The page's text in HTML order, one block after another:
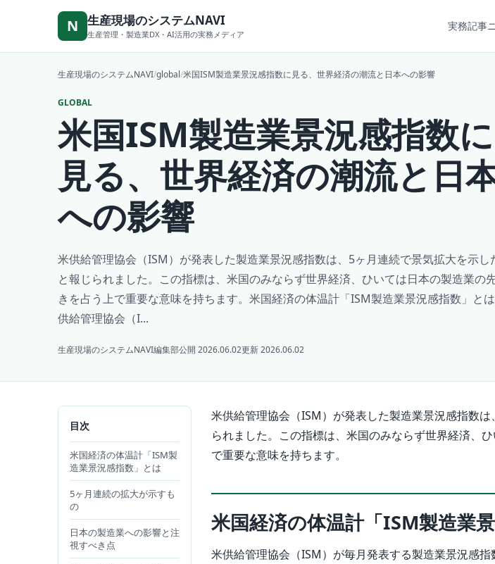
N 生産現場のシステムNAVI
生産管理・製造業DX・AI活用の実務メディア
実務記事
生産現場のシステムNAVI/global/米国ISM製造業景況感指数に見る、世界経済の潮流と日本への影響
GLOBAL
米国ISM製造業景況感指数に
見る、世界経済の潮流と日
への影響
米供給管理協会（ISM）が発表した製造業景況感指数は、5ヶ月連続で景気拡大を示し
と報じられました。この指標は、米国のみならず世界経済、ひいては日本の製造業の
きを占う上で重要な意味を持ちます。米国経済の体温計「ISM製造業景況感指数」と
供給管理協会（I...
生産現場のシステムNAVI編集部公開 2026.06.02更新 2026.06.02
目次
米国経済の体温計「ISM製
造業景況感指数」とは
5ヶ月連続の拡大が示すも
の
日本の製造業への影響と注
視すべき点
米供給管理協会（ISM）が発表した製造業景況感指数
られました。この指標は、米国のみならず世界経済、
で重要な意味を持ちます。
米国経済の体温計「ISM製造業
米供給管理協会（ISM）が毎月発表する製造業景況感